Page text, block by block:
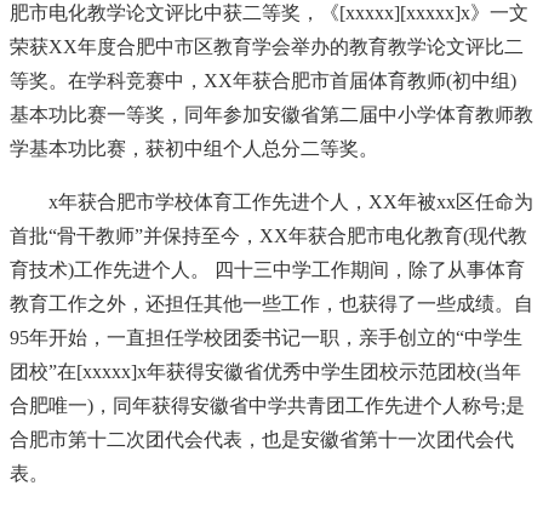
肥市电化教学论文评比中获二等奖，《[xxxxx][xxxxx]x》一文
荣获XX年度合肥中市区教育学会举办的教育教学论文评比二
等奖。在学科竞赛中，XX年获合肥市首届体育教师(初中组)
基本功比赛一等奖，同年参加安徽省第二届中小学体育教师教
学基本功比赛，获初中组个人总分二等奖。
x年获合肥市学校体育工作先进个人，XX年被xx区任命为
首批“骨干教师”并保持至今，XX年获合肥市电化教育(现代教
育技术)工作先进个人。 四十三中学工作期间，除了从事体育
教育工作之外，还担任其他一些工作，也获得了一些成绩。自
95年开始，一直担任学校团委书记一职，亲手创立的“中学生
团校”在[xxxxx]x年获得安徽省优秀中学生团校示范团校(当年
合肥唯一)，同年获得安徽省中学共青团工作先进个人称号;是
合肥市第十二次团代会代表，也是安徽省第十一次团代会代
表。